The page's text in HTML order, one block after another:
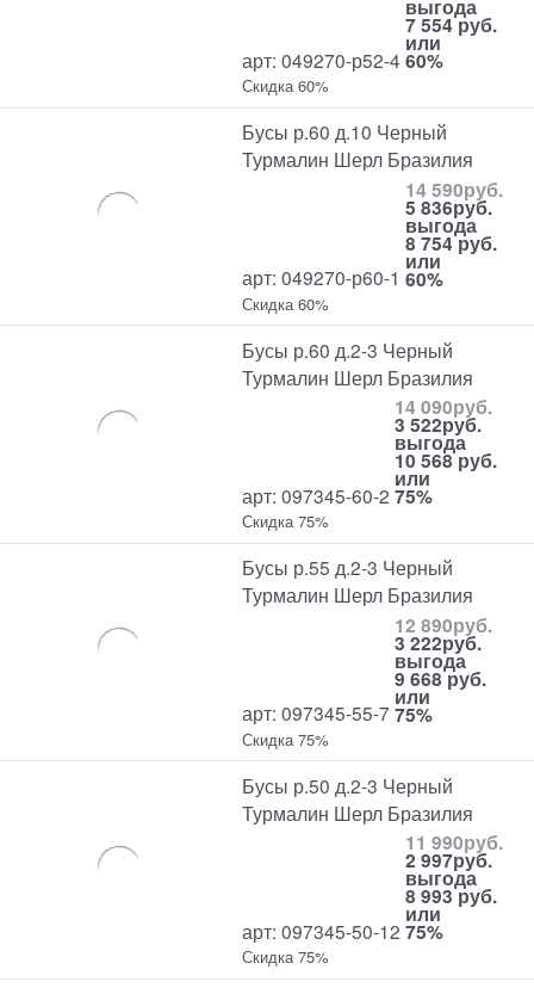
арт: 049270-р52-4
выгода
7 554 руб.
или
60%
Скидка 60%
Бусы р.60 д.10 Черный
Турмалин Шерл Бразилия
арт: 049270-р60-1
14 590руб.
5 836руб.
выгода
8 754 руб.
или
60%
Скидка 60%
Бусы р.60 д.2-3 Черный
Турмалин Шерл Бразилия
арт: 097345-60-2
14 090руб.
3 522руб.
выгода
10 568 руб.
или
75%
Скидка 75%
Бусы р.55 д.2-3 Черный
Турмалин Шерл Бразилия
арт: 097345-55-7
12 890руб.
3 222руб.
выгода
9 668 руб.
или
75%
Скидка 75%
Бусы р.50 д.2-3 Черный
Турмалин Шерл Бразилия
арт: 097345-50-12
11 990руб.
2 997руб.
выгода
8 993 руб.
или
75%
Скидка 75%